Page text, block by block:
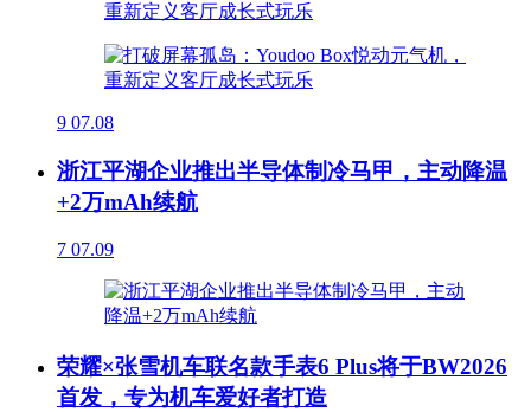
9 07.08
浙江平湖企业推出半导体制冷马甲，主动降温
+2万mAh续航
7 07.09
荣耀×张雪机车联名款手表6 Plus将于BW2026
首发，专为机车爱好者打造